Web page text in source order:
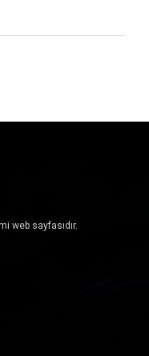
web sayfasıdır.